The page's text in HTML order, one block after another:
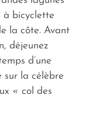
à bicyclette
la côte. Avant
déjeunez
d’une
sur la célèbre
« col des